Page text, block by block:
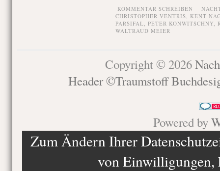
KOMMENTAR SCHREIBEN
CHRISTOPHER VENTRIS, KENT
PARSIFAL, PETER KONWITSCHNY,
WALTRAUD MEIER
Copyright © 2026
Header ©Traumstoff
Powered by
Zum Ändern Ihrer
von